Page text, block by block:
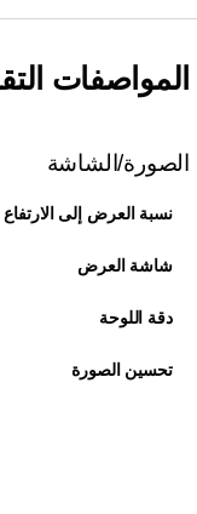
المواصفات
الصورة/الشاشة
نسبة العرض إلى الارتفاع
شاشة العرض
دقة اللوحة
تحسين الصورة